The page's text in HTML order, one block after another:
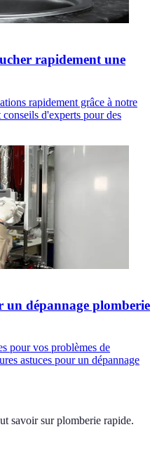
rapidement une
rapidement grâce à notre
d'experts pour des
un dépannage plomberie
pour vos problèmes de
astuces pour un dépannage
savoir sur plomberie rapide.